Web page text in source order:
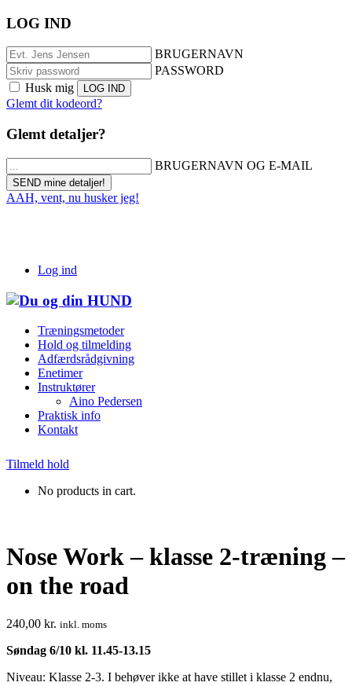
LOG IND
BRUGERNAVN
PASSWORD
Husk mig
Glemt dit kodeord?
Glemt detaljer?
BRUGERNAVN OG E-MAIL
AAH, vent, nu husker jeg!
Log ind
Træningsmetoder
Hold og tilmelding
Adfærdsrådgivning
Enetimer
Instruktører
Aino Pedersen
Praktisk info
Kontakt
Tilmeld hold
No products in cart.
Nose Work – klasse 2-træning –
on the road
240,00 kr. inkl. moms
Søndag 6/10 kl. 11.45-13.15
Niveau: Klasse 2-3. I behøver ikke at have stillet i klasse 2 endnu,